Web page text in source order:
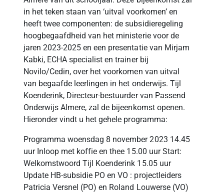
in het teken staan van ‘uitval voorkomen’ en
heeft twee componenten: de subsidieregeling
hoogbegaafdheid van het ministerie voor de
jaren 2023-2025 en een presentatie van Mirjam
Kabki, ECHA specialist en trainer bij
Novilo/Cedin, over het voorkomen van uitval
van begaafde leerlingen in het onderwijs. Tijl
Koenderink, Directeur-bestuurder van Passend
Onderwijs Almere, zal de bijeenkomst openen.
Hieronder vindt u het gehele programma:
Programma woensdag 8 november 2023 14.45
uur Inloop met koffie en thee 15.00 uur Start:
Welkomstwoord Tijl Koenderink 15.05 uur
Update HB-subsidie PO en VO : projectleiders
Patricia Versnel (PO) en Roland Louwerse (VO)